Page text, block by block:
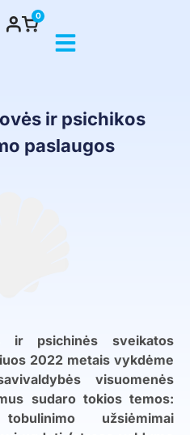
0
ir psichikos
paslaugos
ir psichinės sveikatos
2022 metais vykdėme
visuomenės
sudaro tokios temos:
užsiėmimai